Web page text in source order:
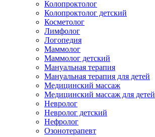
Колопроктолог
Колопроктолог детский
Косметолог
Лимфолог
Логопедия
Маммолог
Маммолог детский
Мануальная терапия
Мануальная терапия для детей
Медицинский массаж
Медицинский массаж для детей
Невролог
Невролог детский
Нефролог
Озонотерапевт